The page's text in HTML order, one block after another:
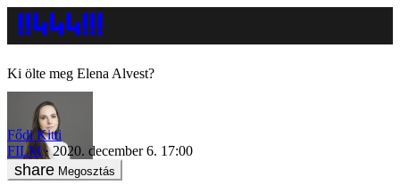
Ki ölte meg Elena Alvest?
Fődi Kitti
FILM
2020. december 6. 17:00
Megosztás